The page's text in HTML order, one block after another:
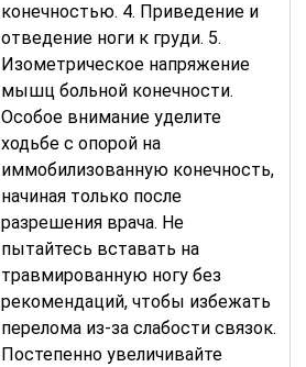
конечностью. 4. Приведение и
отведение ноги к груди. 5.
Изометрическое напряжение
мышц больной конечности.
Особое внимание уделите
ходьбе с опорой на
иммобилизованную конечность,
начиная только после
разрешения врача. Не
пытайтесь вставать на
травмированную ногу без
рекомендаций, чтобы избежать
перелома из-за слабости связок.
Постепенно увеличивайте